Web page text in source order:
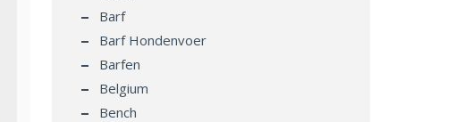
Barf
Barf Hondenvoer
Barfen
Belgium
Bench